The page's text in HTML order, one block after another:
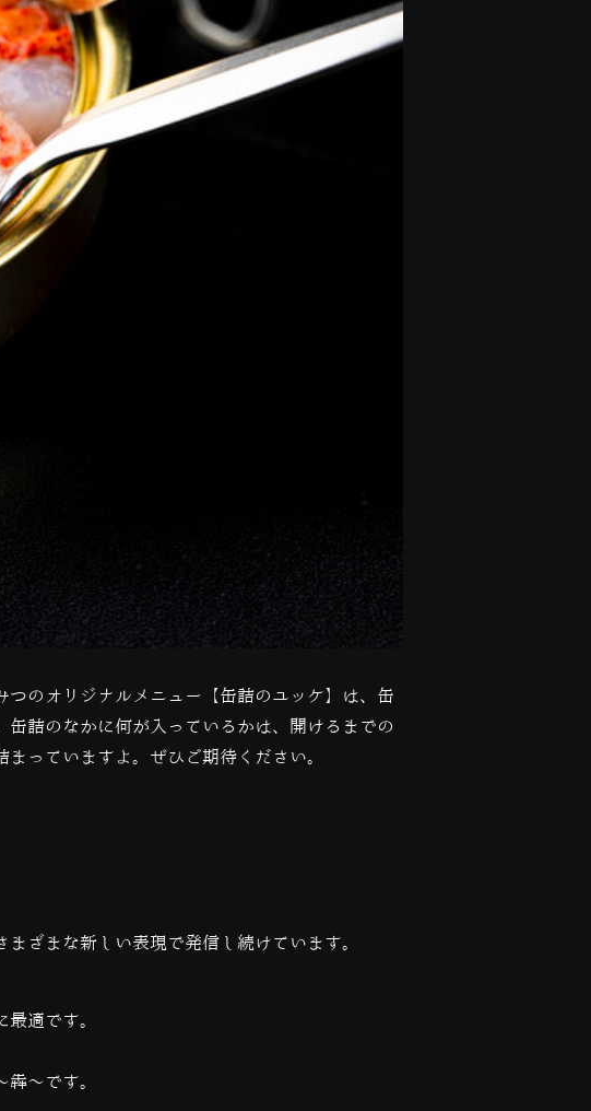
つのオリジナルメニュー【缶詰のユッケ】は、缶
詰のなかに何が入っているかは、開けるまでの
っていますよ。ぜひご期待ください。
まざまな新しい表現で発信し続けています。
適です。
～です。